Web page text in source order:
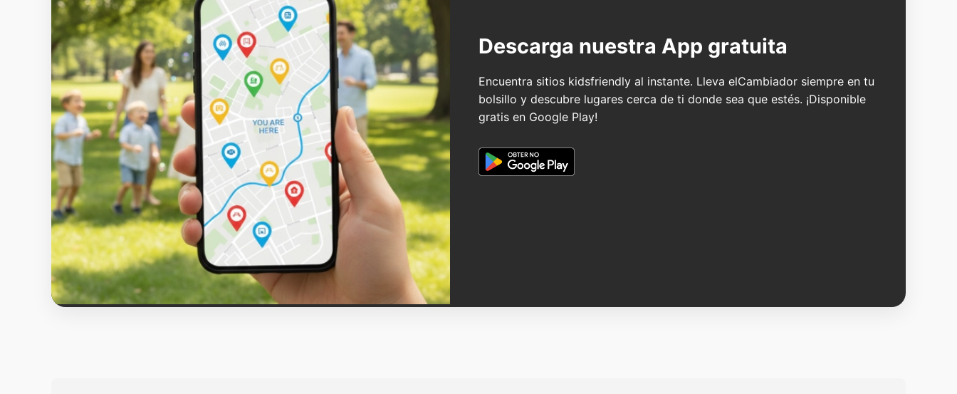
Descarga nuestra App gratuita
Encuentra sitios kidsfriendly al instante. Lleva elCambiador siempre en tu
bolsillo y descubre lugares cerca de ti donde sea que estés. ¡Disponible
gratis en Google Play!